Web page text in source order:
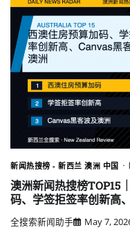
新闻热搜榜 - 新西兰 澳洲 中国
澳洲新闻热搜榜TOP15
码、学签拒签率创新高
全搜索新闻助手 May 7,